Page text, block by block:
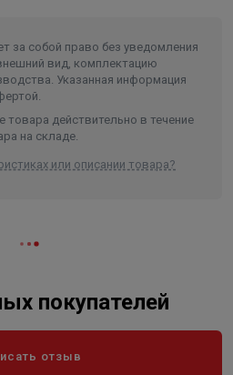
за собой право без уведомления
вид, комплектацию
Указанная информация
действительно в течение
на складе.
или описании товара?
покупателей
отзыв